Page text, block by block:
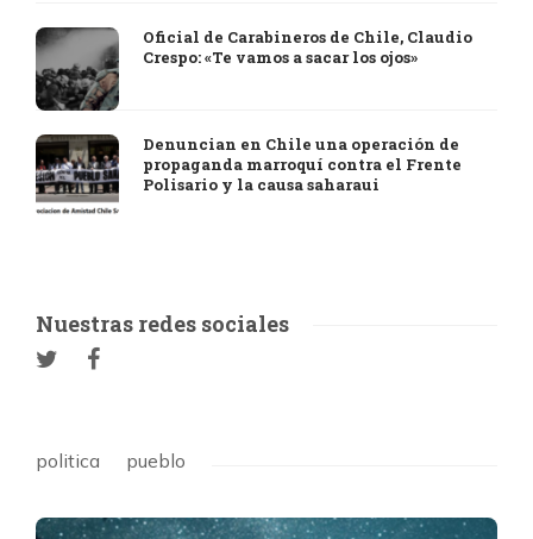
Oficial de Carabineros de Chile, Claudio
Crespo: «Te vamos a sacar los ojos»
Denuncian en Chile una operación de
propaganda marroquí contra el Frente
Polisario y la causa saharaui
Nuestras redes sociales
politica pueblo